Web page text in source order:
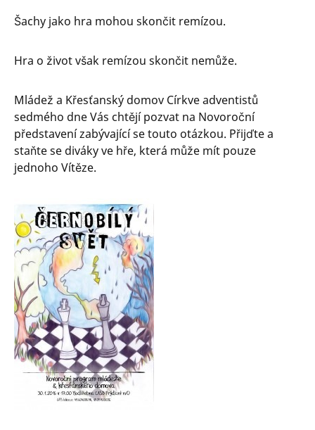
Šachy jako hra mohou skončit remízou.
Hra o život však remízou skončit nemůže.
Mládež a Křesťanský domov Církve adventistů
sedmého dne Vás chtějí pozvat na Novoroční
představení zabývající se touto otázkou. Přijďte a
staňte se diváky ve hře, která může mít pouze
jednoho Vítěze.